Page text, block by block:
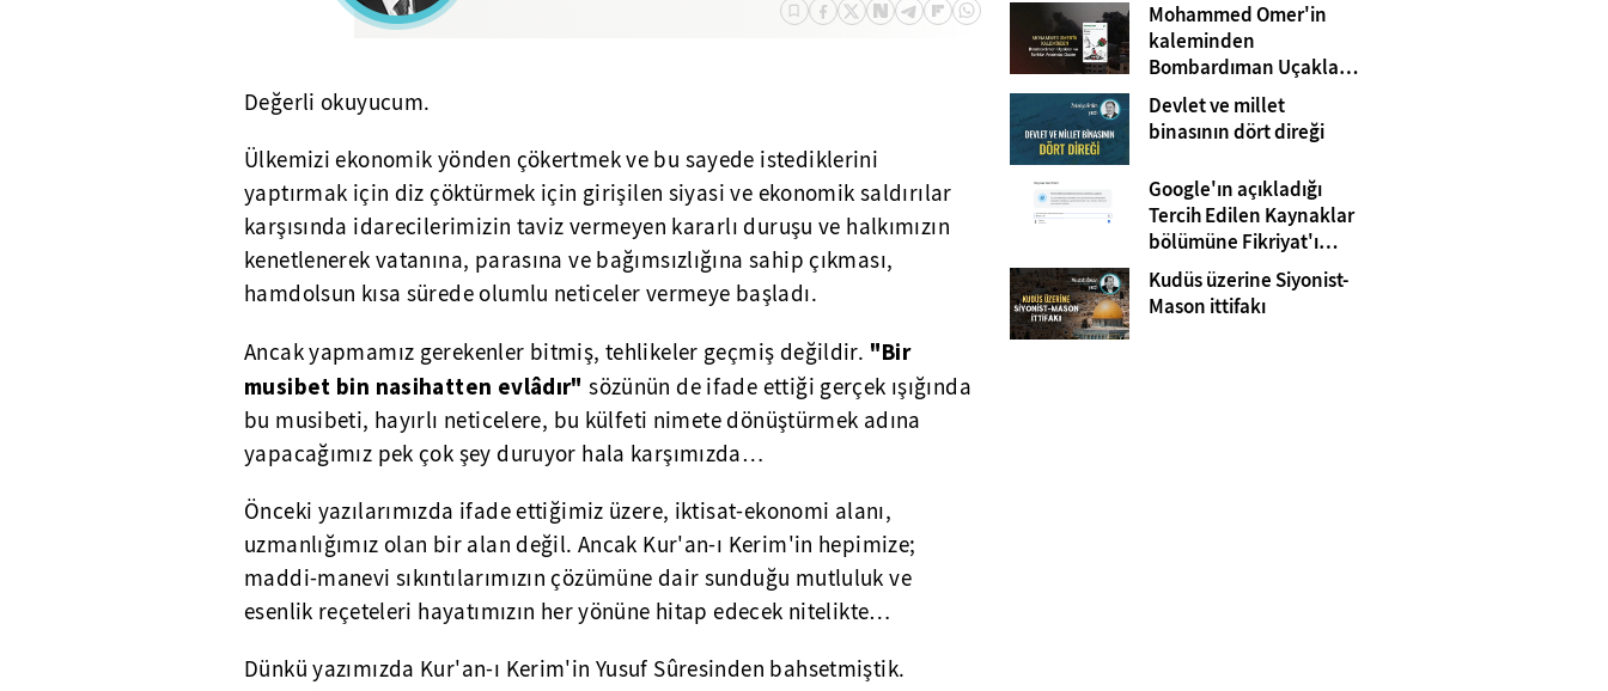
Değerli okuyucum.
Ülkemizi ekonomik yönden çökertmek ve bu sayede istediklerini
yaptırmak için diz çöktürmek için girişilen siyasi ve ekonomik saldırılar
karşısında idarecilerimizin taviz vermeyen kararlı duruşu ve halkımızın
kenetlenerek vatanına, parasına ve bağımsızlığına sahip çıkması,
hamdolsun kısa sürede olumlu neticeler vermeye başladı.
Ancak yapmamız gerekenler bitmiş, tehlikeler geçmiş değildir. "Bir
musibet bin nasihatten evlâdır" sözünün de ifade ettiği gerçek ışığında
bu musibeti, hayırlı neticelere, bu külfeti nimete dönüştürmek adına
yapacağımız pek çok şey duruyor hala karşımızda…
Önceki yazılarımızda ifade ettiğimiz üzere, iktisat-ekonomi alanı,
uzmanlığımız olan bir alan değil. Ancak Kur'an-ı Kerim'in hepimize;
maddi-manevi sıkıntılarımızın çözümüne dair sunduğu mutluluk ve
esenlik reçeteleri hayatımızın her yönüne hitap edecek nitelikte…
Dünkü yazımızda Kur'an-ı Kerim'in Yusuf Sûresinden bahsetmiştik.
Mohammed Omer'in
kaleminden
Bombardıman Uçakları
ve Tanklar Arasında
Gazze
Devlet ve millet
binasının dört direği
Google'ın açıkladığı
Tercih Edilen Kaynaklar
bölümüne Fikriyat'ı
eklemeyi unutmayın!
Kudüs üzerine Siyonist-
Mason ittifakı